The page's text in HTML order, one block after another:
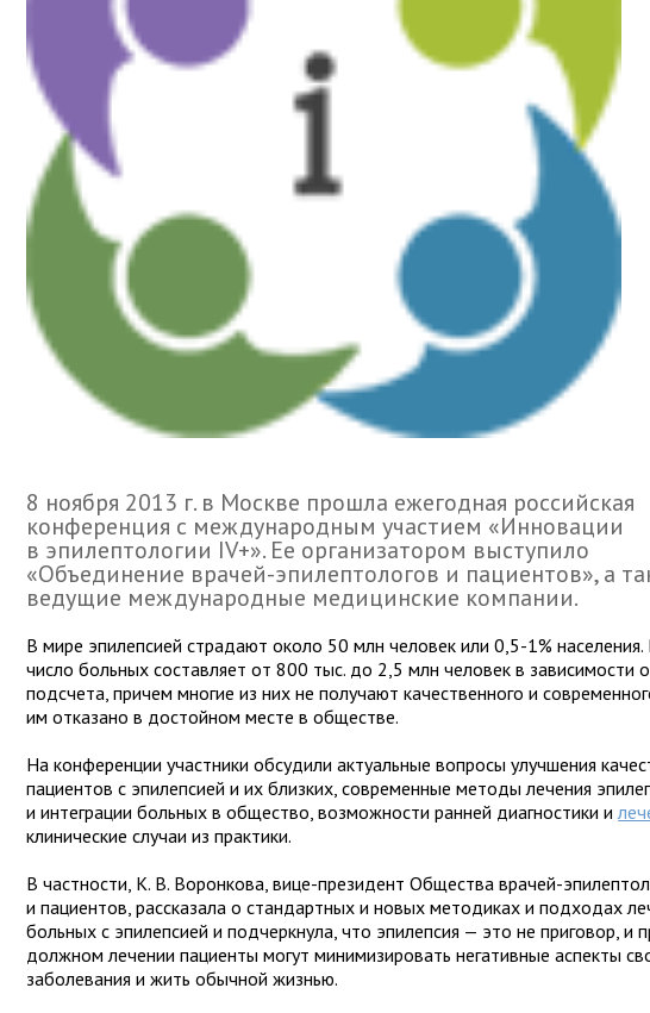
8 ноября 2013 г. в Москве прошла ежегодная российская
конференция с международным участием «Инновации
в эпилептологии IV+». Ее организатором выступило
«Объединение врачей-эпилептологов и пациентов», а
ведущие международные медицинские компании.
В мире эпилепсией страдают около 50 млн человек или 0,5-1% населения.
число больных составляет от 800 тыс. до 2,5 млн человек в зависимости
подсчета, причем многие из них не получают качественного и
им отказано в достойном месте в обществе.
На конференции участники обсудили актуальные вопросы улучшения
пациентов с эпилепсией и их близких, современные методы лечения
и интеграции больных в общество, возможности ранней диагностики и
клинические случаи из практики.
В частности, К. В. Воронкова, вице-президент Общества врачей-
и пациентов, рассказала о стандартных и новых методиках и подходах
больных с эпилепсией и подчеркнула, что эпилепсия — это не приговор, и
должном лечении пациенты могут минимизировать негативные аспекты
заболевания и жить обычной жизнью.